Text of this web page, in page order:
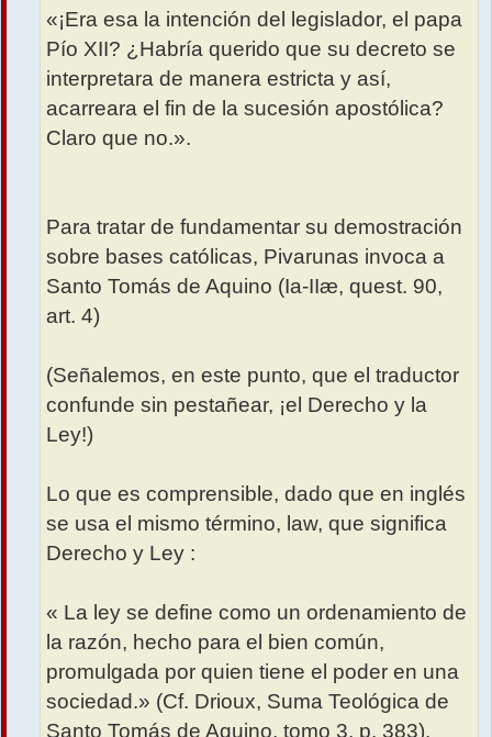
«¡Era esa la intención del legislador, el papa
Pío XII? ¿Habría querido que su decreto se
interpretara de manera estricta y así,
acarreara el fin de la sucesión apostólica?
Claro que no.».
Para tratar de fundamentar su demostración
sobre bases católicas, Pivarunas invoca a
Santo Tomás de Aquino (Ia-IIæ, quest. 90,
art. 4)
(Señalemos, en este punto, que el traductor
confunde sin pestañear, ¡el Derecho y la
Ley!)
Lo que es comprensible, dado que en inglés
se usa el mismo término, law, que significa
Derecho y Ley :
« La ley se define como un ordenamiento de
la razón, hecho para el bien común,
promulgada por quien tiene el poder en una
sociedad.» (Cf. Drioux, Suma Teológica de
Santo Tomás de Aquino, tomo 3, p. 383).